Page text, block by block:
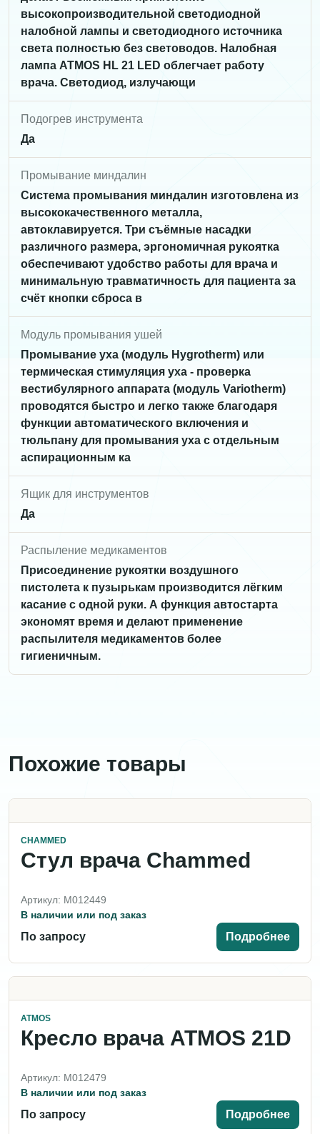
высокопроизводительной светодиодной
налобной лампы и светодиодного источника
света полностью без световодов. Налобная
лампа ATMOS HL 21 LED облегчает работу
врача. Светодиод, излучающи
Подогрев инструмента
Да
Промывание миндалин
Система промывания миндалин изготовлена из
высококачественного металла,
автоклавируется. Три съёмные насадки
различного размера, эргономичная рукоятка
обеспечивают удобство работы для врача и
минимальную травматичность для пациента за
счёт кнопки сброса в
Модуль промывания ушей
Промывание уха (модуль Hygrotherm) или
термическая стимуляция уха - проверка
вестибулярного аппарата (модуль Variotherm)
проводятся быстро и легко также благодаря
функции автоматического включения и
тюльпану для промывания уха с отдельным
аспирационным ка
Ящик для инструментов
Да
Распыление медикаментов
Присоединение рукоятки воздушного
пистолета к пузырькам производится лёгким
касание с одной руки. А функция автостарта
экономят время и делают применение
распылителя медикаментов более
гигиеничным.
Похожие товары
CHAMMED
Стул врача Chammed
Артикул: M012449
В наличии или под заказ
По запросу Подробнее
ATMOS
Кресло врача ATMOS 21D
Артикул: M012479
В наличии или под заказ
По запросу Подробнее